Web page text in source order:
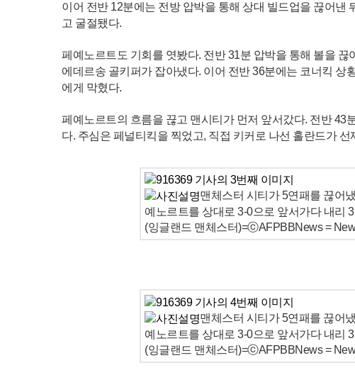
이어 전반 12분에는 전방 압박을 통해 상대 빌드업을 끊어
고 굴절됐다.
페예노르트도 기회를 엿봤다. 전반 31분 압박을 통해 볼을
에데르송 골키퍼가 잡아냈다. 이어 전반 36분에는 코너킥 상
에게 막혔다.
페예노르트의 흐름을 끊고 맨시티가 먼저 앞서갔다. 전반 43
다. 주심은 페널티킥을 찍었고, 직접 키커로 나선 홀란드가 선
맨체스터 시티가 5연패를 끊어
예노르트를 상대로 3-0으로 앞서가다 내리
(잉글랜드 맨체스터)=ⓒAFPBBNews =
맨체스터 시티가 5연패를 끊어
예노르트를 상대로 3-0으로 앞서가다 내리
(잉글랜드 맨체스터)=ⓒAFPBBNews =